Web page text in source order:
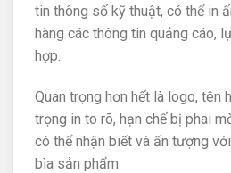
tin thông số kỹ thuật, có thể in
hàng các thông tin quảng cáo,
hợp.
Quan trọng hơn hết là logo, tên
trọng in to rõ, hạn chế bị phai
có thể nhận biết và ấn tượng
bìa sản phẩm